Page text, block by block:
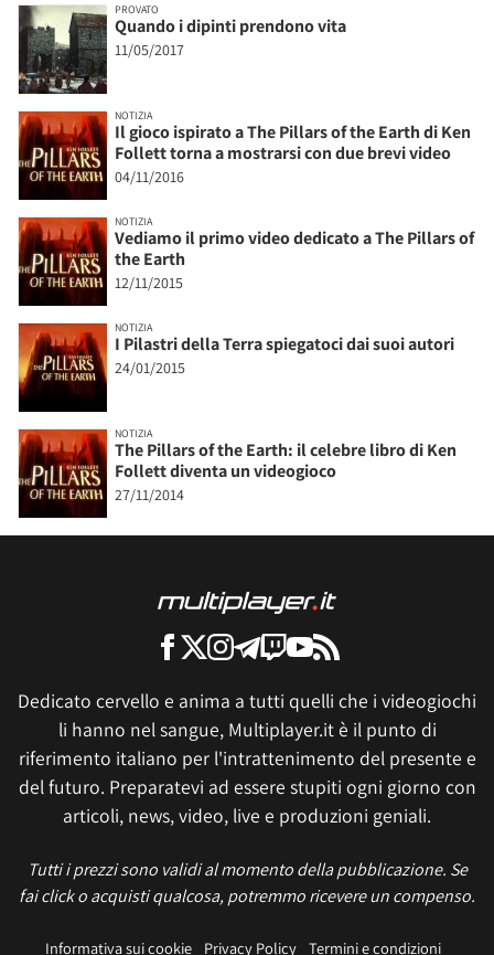
PROVATO
Quando i dipinti prendono vita
11/05/2017
NOTIZIA
Il gioco ispirato a The Pillars of the Earth di Ken
Follett torna a mostrarsi con due brevi video
04/11/2016
NOTIZIA
Vediamo il primo video dedicato a The Pillars of
the Earth
12/11/2015
NOTIZIA
I Pilastri della Terra spiegatoci dai suoi autori
24/01/2015
NOTIZIA
The Pillars of the Earth: il celebre libro di Ken
Follett diventa un videogioco
27/11/2014
Dedicato cervello e anima a tutti quelli che i videogiochi
li hanno nel sangue, Multiplayer.it è il punto di
riferimento italiano per l'intrattenimento del presente e
del futuro. Preparatevi ad essere stupiti ogni giorno con
articoli, news, video, live e produzioni geniali.
Tutti i prezzi sono validi al momento della pubblicazione. Se
fai click o acquisti qualcosa, potremmo ricevere un compenso.
Informativa sui cookie Privacy Policy Termini e condizioni